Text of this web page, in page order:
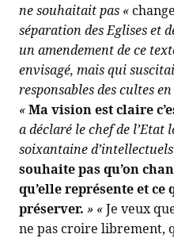
ne souhaitait pas «
séparation des Eglises et
un amendement de ce
envisagé, mais qui
responsables des cultes
«Ma vision est claire
a déclaré le chef de l’Etat
soixantaine d’intellectuels
souhaite pas qu’on
qu’elle représente et ce
préserver. » «Je veux
ne pas croire librement,